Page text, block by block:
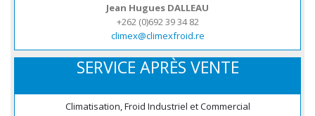
Jean Hugues DALLEAU
+262 (0)692 39 34 82
climex@climexfroid.re
SERVICE APRÈS VENTE
Climatisation, Froid Industriel et Commercial